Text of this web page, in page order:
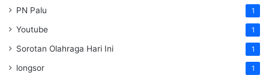
PN Palu 1
Youtube 1
Sorotan Olahraga Hari Ini 1
longsor 1